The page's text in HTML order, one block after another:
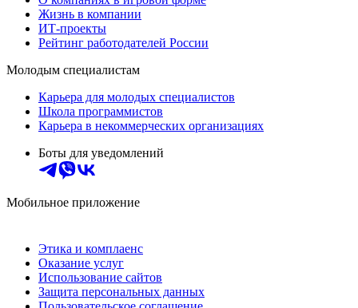
Жизнь в компании
ИТ-проекты
Рейтинг работодателей России
Молодым специалистам
Карьера для молодых специалистов
Школа программистов
Карьера в некоммерческих организациях
Боты для уведомлений
Мобильное приложение
Этика и комплаенс
Оказание услуг
Использование сайтов
Защита персональных данных